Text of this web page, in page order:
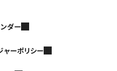
ダー
ャーポリシー